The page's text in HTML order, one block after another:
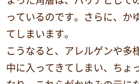
っているのです。さらに、か
てしまいます。
こうなると、アレルゲンや多
中に入ってきてしまい、ちょ